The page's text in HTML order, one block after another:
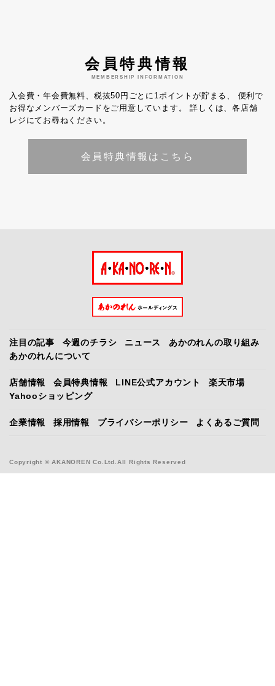
会員特典情報
MEMBERSHIP INFORMATION
入会費・年会費無料、税抜50円ごとに1ポイントが貯まる、
便利で
お得なメンバーズカードをご用意しています。
詳しくは、各店舗
レジにてお尋ねください。
会員特典情報はこちら
Copyright © AKANOREN Co.Ltd.All Rights Reserved
注目の記事 今週のチラシ ニュース
あかのれんの取り組み
あかのれんについて
店舗情報 会員特典情報 LINE公式アカウント
楽天市場
Yahooショッピング
企業情報 採用情報 プライバシーポリシー よくあるご質問